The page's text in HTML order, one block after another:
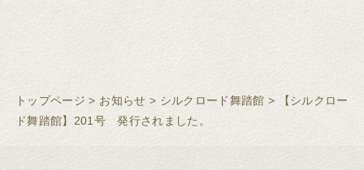
トップページ > お知らせ > シルクロード舞踏館 >
【シルクロー
ド舞踏館】201号 発行されました。